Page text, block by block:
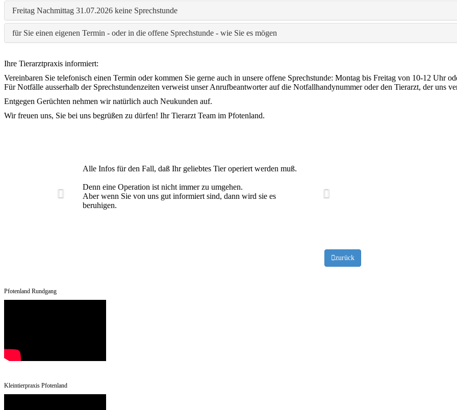
Freitag Nachmittag 31.07.2026 keine Sprechstunde
für Sie einen eigenen Termin - oder in die offene Sprechstunde - wie Sie es mögen
Ihre Tierarztpraxis informiert:
Vereinbaren Sie telefonisch einen Termin oder kommen Sie gerne auch in unsere offene Sprechstunde: Montag bis Freitag von 10-12 Uhr
Für Notfälle ausserhalb der Sprechstundenzeiten verweist unser Anrufbeantworter auf die Notfallhandynummer oder den Tierarzt, der uns
Entgegen Gerüchten nehmen wir natürlich auch Neukunden auf.
Wir freuen uns, Sie bei uns begrüßen zu dürfen! Ihr Tierarzt Team im Pfotenland.
Alle Infos für den Fall, daß Ihr geliebtes Tier operiert werden muß.
Denn eine Operation ist nicht immer zu umgehen.
Aber wenn Sie von uns gut informiert sind, dann wird sie es
beruhigen.
zurück
Pfotenland Rundgang
Kleintierpraxis Pfotenland